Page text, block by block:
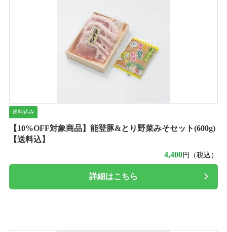
送料込み
【10%OFF対象商品】能登豚&とり野菜みそセット(600g)
【送料込】
4,400円（税込）
詳細はこちら